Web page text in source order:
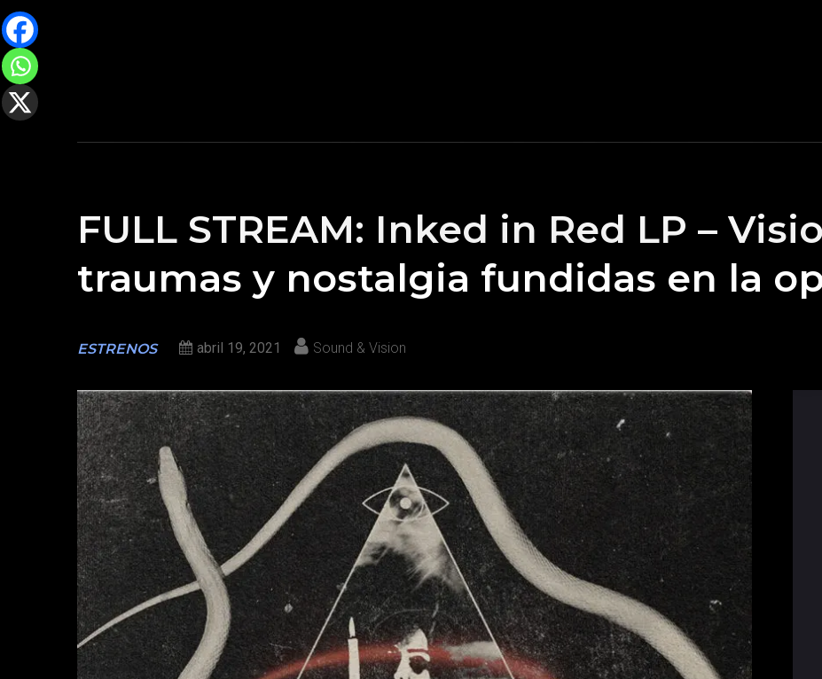
FULL STREAM: Inked in Red LP –
traumas y nostalgia fundidas en la
ESTRENOS abril 19, 2021 Sound & Vision